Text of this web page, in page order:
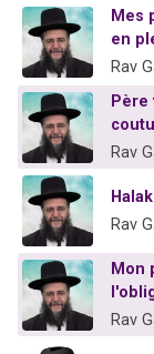
Mes
en
Rav
Père
Rav
Rav
Mon
Rav